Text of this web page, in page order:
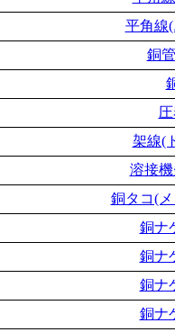
平角線
銅
架線(
溶接
銅タコ(
銅ナ
銅ナ
銅ナ
銅ナ